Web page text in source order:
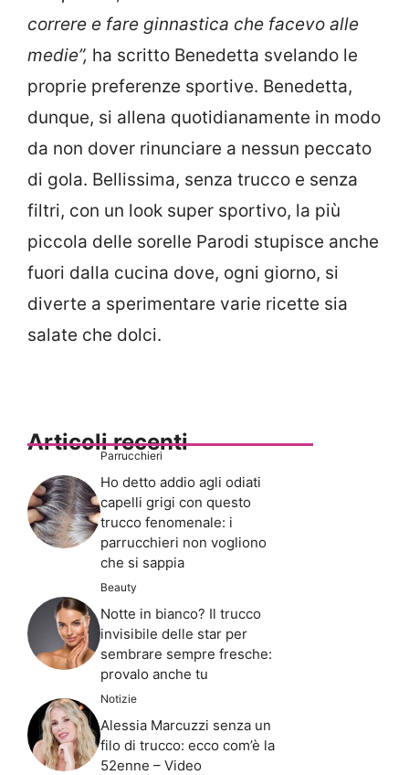
correre e fare ginnastica che facevo alle
medie”, ha scritto Benedetta svelando le
proprie preferenze sportive. Benedetta,
dunque, si allena quotidianamente in modo
da non dover rinunciare a nessun peccato
di gola. Bellissima, senza trucco e senza
filtri, con un look super sportivo, la più
piccola delle sorelle Parodi stupisce anche
fuori dalla cucina dove, ogni giorno, si
diverte a sperimentare varie ricette sia
salate che dolci.
Articoli recenti
Parrucchieri
Ho detto addio agli odiati
capelli grigi con questo
trucco fenomenale: i
parrucchieri non vogliono
che si sappia
Beauty
Notte in bianco? Il trucco
invisibile delle star per
sembrare sempre fresche:
provalo anche tu
Notizie
Alessia Marcuzzi senza un
filo di trucco: ecco com’è la
52enne – Video